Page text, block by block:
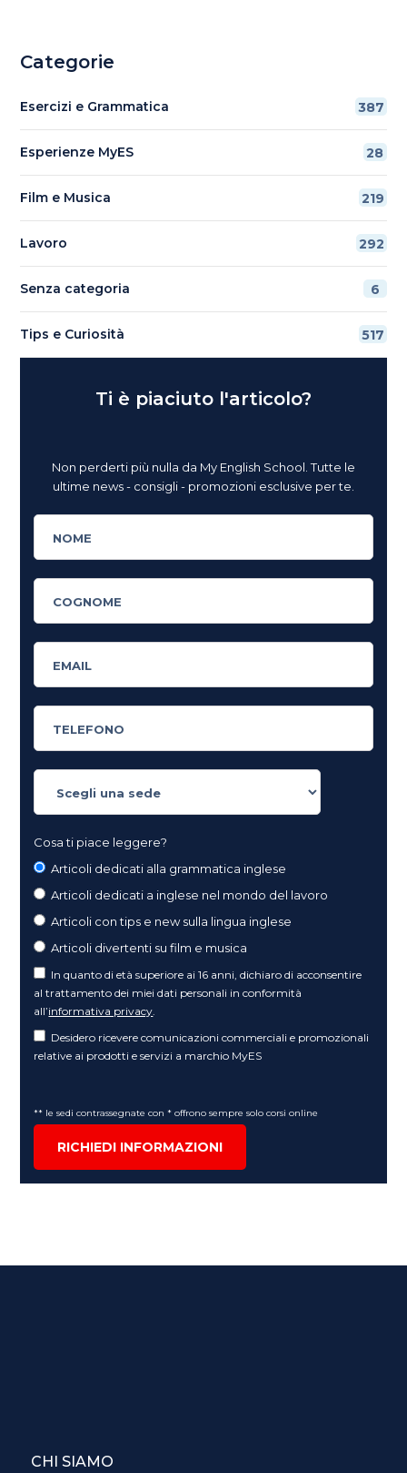
Categorie
Esercizi e Grammatica 387
Esperienze MyES 28
Film e Musica 219
Lavoro 292
Senza categoria 6
Tips e Curiosità 517
Ti è piaciuto l'articolo?
Non perderti più nulla da My English School. Tutte le
ultime news - consigli - promozioni esclusive per te.
Cosa ti piace leggere?
Articoli dedicati alla grammatica inglese
Articoli dedicati a inglese nel mondo del lavoro
Articoli con tips e new sulla lingua inglese
Articoli divertenti su film e musica
In quanto di età superiore ai 16 anni, dichiaro di acconsentire
al trattamento dei miei dati personali in conformità
all’informativa privacy
Desidero ricevere comunicazioni commerciali e promozionali
relative ai prodotti e servizi a marchio MyES
** le sedi contrassegnate con * offrono sempre solo corsi online
RICHIEDI INFORMAZIONI
CHI SIAMO